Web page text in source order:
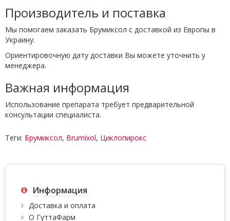
Производитель и поставка
Мы помогаем заказать Брумиксол с доставкой из Европы в
Украину.
Ориентировочную дату доставки Вы можете уточнить у
менеджера.
Важная информация
Использование препарата требует предварительной
консультации специалиста.
Теги: Брумиксол, Brumixol, Циклопирокс
Информация
Доставка и оплата
О ГуттаФарм